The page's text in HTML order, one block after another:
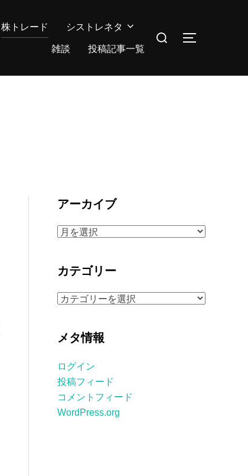
株トレード
シストレネタ
雑談
投稿記事一覧
検
サイドバー
アーカイブ
ア
イ
ブ
カテゴリー
カ
リ
メタ情報
ログイン
投稿フィード
コメントフィード
WordPress.org